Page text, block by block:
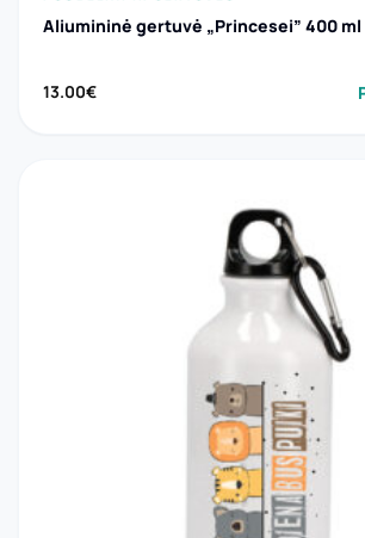
Aliumininė gertuvė „Princesei” 400 ml
13.00€